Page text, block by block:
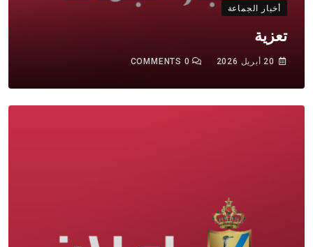
أخبار الجماعة
تعزية
20 أبريل 2026 0